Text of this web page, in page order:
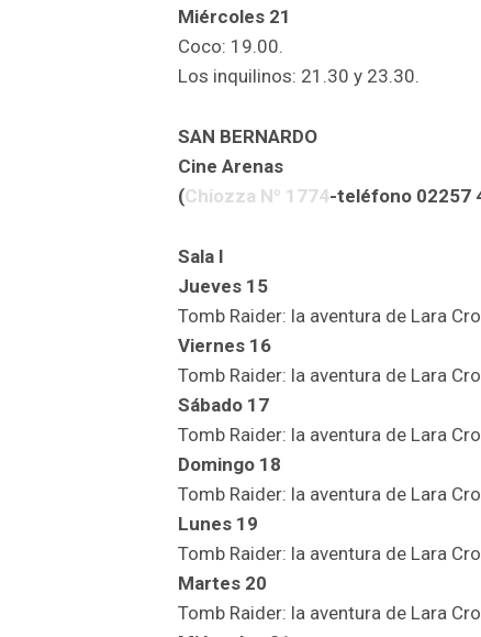
Miércoles 21
Coco: 19.00.
Los inquilinos: 21.30 y 23.30.
SAN BERNARDO
Cine Arenas
(Chiozza Nº 1774-teléfono 02257
Sala I
Jueves 15
Tomb Raider: la aventura de Lara
Viernes 16
Tomb Raider: la aventura de Lara
Sábado 17
Tomb Raider: la aventura de Lara
Domingo 18
Tomb Raider: la aventura de Lara
Lunes 19
Tomb Raider: la aventura de Lara
Martes 20
Tomb Raider: la aventura de Lara